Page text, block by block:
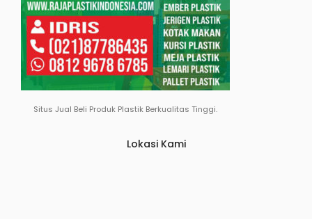
Situs Jual Beli Produk Plastik Berkualitas Tinggi.
Lokasi Kami